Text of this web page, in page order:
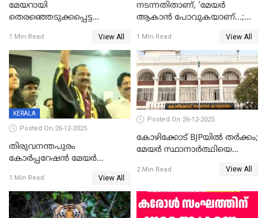
മേയറായി
തെരഞ്ഞെടുക്കപ്പെട്ട
ആദ്യ വോട്ട് അസാധു; കണ്ണൂർ
ഡെപ്യൂട്ടി മേയർ സ്ഥാനത്ത്
താഹിറിന് വിജയം
1 Min Read View All
നടന്നതിതാണ്, ‘മേയർ
ആകാൻ പോവുകയാണ്...;
മുഖ്യമന്ത്രിയുടെ ഓഫീസ്
തന്നെ വിശദീകരിയ്ക്കുന്നു;
സത്യമിതാണ്
1 Min Read View All
KERALA
Posted On 26-12-2025
തിരുവനന്തപുരം
കോര്‍പ്പറേഷന്‍ മേയര്‍
ഹൈക്കോടതിയിലേക്ക്;
സത്യപ്രതിജ്ഞ ചടങ്ങില്‍
ചട്ടലംഘനമെന്ന് പാർട്ടി
1 Min Read View All
Posted On 26-12-2025
കോഴിക്കോട് BJPയിൽ തർക്കം;
മേയർ സ്ഥാനാർത്ഥിയെ
2 Min Read View All